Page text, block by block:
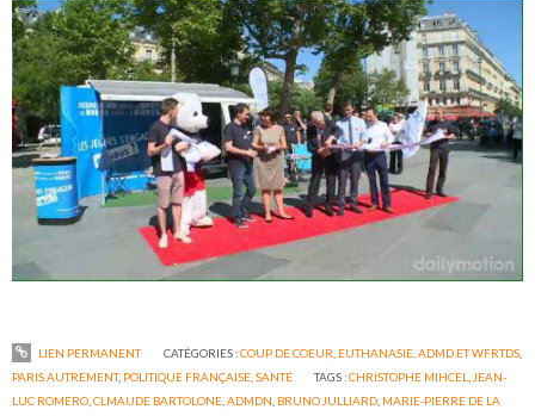
LIEN PERMANENT CATÉGORIES :COUP DE COEUR EUTHANASIE, ADMD ET WFRTDS,
PARIS AUTREMENT, POLITIQUE FRANÇAISE ,SANTÉ TAGS :CHRISTOPHE MIHCEL
JEAN-
LUC ROMERO ,CLMAUDE BARTOLONE ,ADMDN BRUNO JULLIARD MARIE-PIERRE DE LA